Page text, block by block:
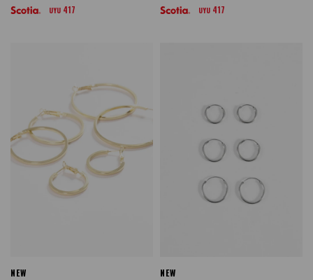
UYU 417 UYU 417
NEW NEW